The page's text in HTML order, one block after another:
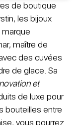
de boutique
les bijoux
maître de
des cuvées
de glace. Sa
et
de luxe pour
bouteilles entre
vous pourrez